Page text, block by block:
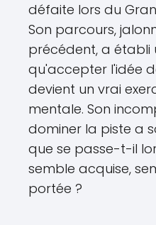
défaite lors du
Son parcours,
précédent, a établi
qu'accepter l'idée
devient un vrai
mentale. Son
dominer la piste a
que se passe-t-il
semble acquise,
portée ?